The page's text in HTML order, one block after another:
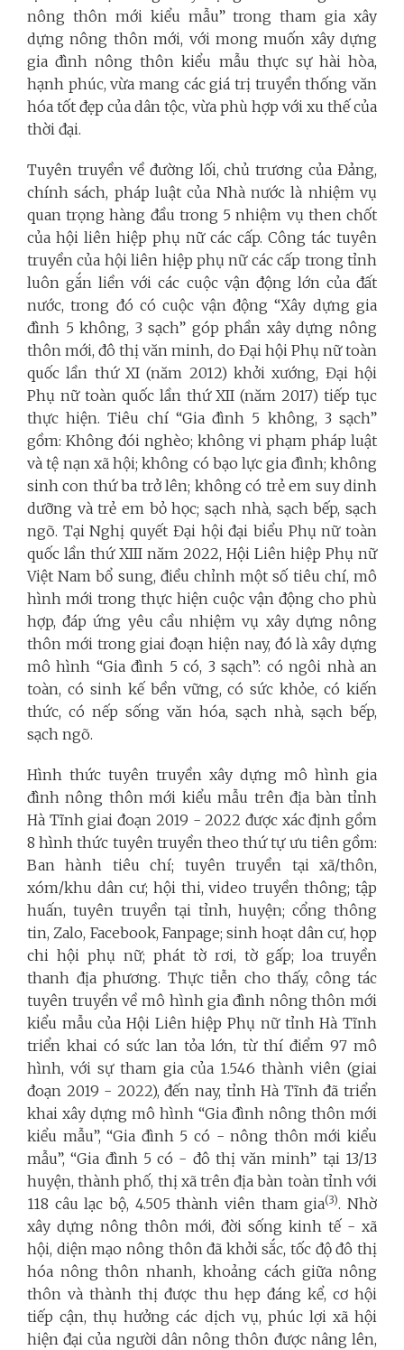
nông thôn mới kiểu mẫu” trong tham gia xây
dựng nông thôn mới, với mong muốn xây dựng
gia đình nông thôn kiểu mẫu thực sự hài hòa,
hạnh phúc, vừa mang các giá trị truyền thống văn
hóa tốt đẹp của dân tộc, vừa phù hợp với xu thế của
thời đại.
Tuyên truyền về đường lối, chủ trương của Đảng,
chính sách, pháp luật của Nhà nước là nhiệm vụ
quan trọng hàng đầu trong 5 nhiệm vụ then chốt
của hội liên hiệp phụ nữ các cấp. Công tác tuyên
truyền của hội liên hiệp phụ nữ các cấp trong tỉnh
luôn gắn liền với các cuộc vận động lớn của đất
nước, trong đó có cuộc vận động “Xây dựng gia
đình 5 không, 3 sạch” góp phần xây dựng nông
thôn mới, đô thị văn minh, do Đại hội Phụ nữ toàn
quốc lần thứ XI (năm 2012) khởi xướng, Đại hội
Phụ nữ toàn quốc lần thứ XII (năm 2017) tiếp tục
thực hiện. Tiêu chí “Gia đình 5 không, 3 sạch”
gồm: Không đói nghèo; không vi phạm pháp luật
và tệ nạn xã hội; không có bạo lực gia đình; không
sinh con thứ ba trở lên; không có trẻ em suy dinh
dưỡng và trẻ em bỏ học; sạch nhà, sạch bếp, sạch
ngõ. Tại Nghị quyết Đại hội đại biểu Phụ nữ toàn
quốc lần thứ XIII năm 2022, Hội Liên hiệp Phụ nữ
Việt Nam bổ sung, điều chỉnh một số tiêu chí, mô
hình mới trong thực hiện cuộc vận động cho phù
hợp, đáp ứng yêu cầu nhiệm vụ xây dựng nông
thôn mới trong giai đoạn hiện nay, đó là xây dựng
mô hình “Gia đình 5 có, 3 sạch”: có ngôi nhà an
toàn, có sinh kế bền vững, có sức khỏe, có kiến
thức, có nếp sống văn hóa, sạch nhà, sạch bếp,
sạch ngõ.
Hình thức tuyên truyền xây dựng mô hình gia
đình nông thôn mới kiểu mẫu trên địa bàn tỉnh
Hà Tĩnh giai đoạn 2019 - 2022 được xác định gồm
8 hình thức tuyên truyền theo thứ tự ưu tiên gồm:
Ban hành tiêu chí; tuyên truyền tại xã/thôn,
xóm/khu dân cư; hội thi, video truyền thông; tập
huấn, tuyên truyền tại tỉnh, huyện; cổng thông
tin, Zalo, Facebook, Fanpage; sinh hoạt dân cư, họp
chi hội phụ nữ; phát tờ rơi, tờ gấp; loa truyền
thanh địa phương. Thực tiễn cho thấy, công tác
tuyên truyền về mô hình gia đình nông thôn mới
kiểu mẫu của Hội Liên hiệp Phụ nữ tỉnh Hà Tĩnh
triển khai có sức lan tỏa lớn, từ thí điểm 97 mô
hình, với sự tham gia của 1.546 thành viên (giai
đoạn 2019 - 2022), đến nay, tỉnh Hà Tĩnh đã triển
khai xây dựng mô hình “Gia đình nông thôn mới
kiểu mẫu”, “Gia đình 5 có - nông thôn mới kiểu
mẫu”, “Gia đình 5 có - đô thị văn minh” tại 13/13
huyện, thành phố, thị xã trên địa bàn toàn tỉnh với
118 câu lạc bộ, 4.505 thành viên tham gia(3). Nhờ
xây dựng nông thôn mới, đời sống kinh tế - xã
hội, diện mạo nông thôn đã khởi sắc, tốc độ đô thị
hóa nông thôn nhanh, khoảng cách giữa nông
thôn và thành thị được thu hẹp đáng kể, cơ hội
tiếp cận, thụ hưởng các dịch vụ, phúc lợi xã hội
hiện đại của người dân nông thôn được nâng lên,